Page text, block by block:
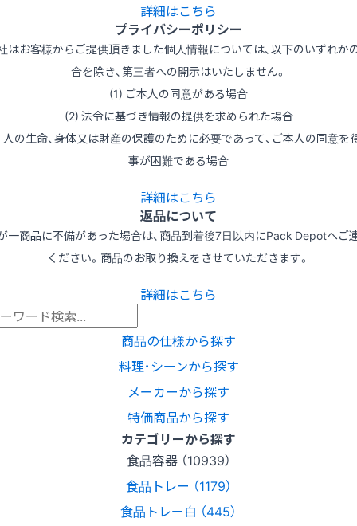
詳細はこちら
プライバシーポリシー
はお客様からご提供頂きました個人情報については、以下のいずれか
合を除き、第三者への開示はいたしません。
(1) ご本人の同意がある場合
(2) 法令に基づき情報の提供を求められた場合
の生命、身体又は財産の保護のために必要であって、ご本人の同意を
事が困難である場合
詳細はこちら
返品について
一商品に不備があった場合は、商品到着後7日以内にPack Depotへご
ください。商品のお取り換えをさせていただきます。
詳細はこちら
商品の仕様から探す
料理･シーンから探す
メーカーから探す
特価商品から探す
カテゴリーから探す
食品容器 （10939）
食品トレー （1179）
食品トレー白 （445）